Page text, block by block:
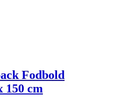
Fodbold
150 cm